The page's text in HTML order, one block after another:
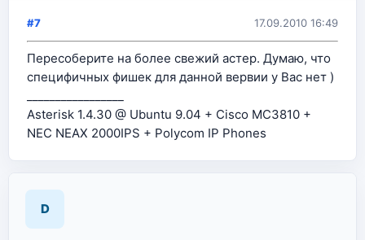
#7 17.09.2010 16:49
Пересоберите на более свежий астер. Думаю, что
специфичных фишек для данной вервии у Вас нет )
Asterisk 1.4.30 @ Ubuntu 9.04 + Cisco MC3810 +
NEC NEAX 2000IPS + Polycom IP Phones
D